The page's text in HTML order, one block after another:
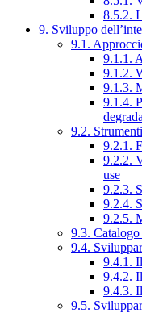
8.5.2.
9. Sviluppo
9.1.
9.1.1.
9.1.2.
9.1.3.
9.1.4.
9.2.
9.2.1.
9.2.2.
use
9.2.3.
9.2.4.
9.2.5.
9.3.
9.4.
9.4.1.
9.4.2.
9.4.3.
9.5.